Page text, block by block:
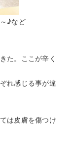
♪など
た。ここが辛く
れ感じる事が違
は皮膚を傷つけ